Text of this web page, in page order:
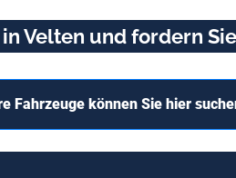
Velten und fordern
Fahrzeuge können Sie hier